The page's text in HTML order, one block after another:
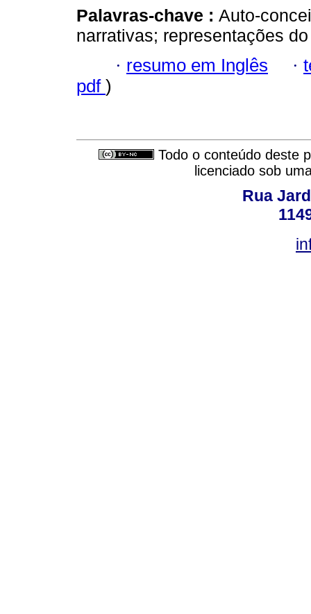
Palavras-chave : Auto-
narrativas; representações
· resumo em Inglês ·
pdf )
Todo o conteúdo deste
licenciado sob
Rua